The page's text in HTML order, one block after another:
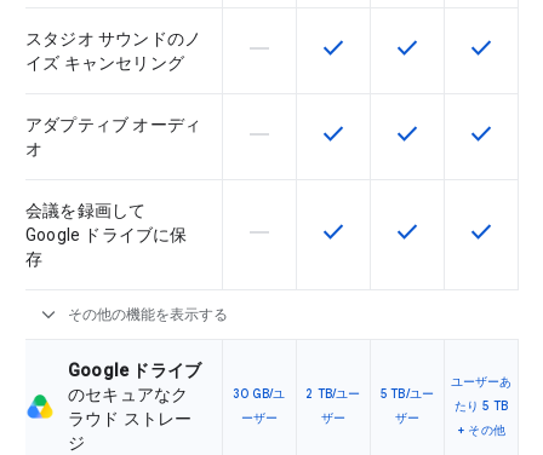
スタジオ サウンドのノ
イズ キャンセリング
この機能は該当の SKU でサポー
horizontal_rule この機能は該当の SKU
check この機能は該当
check この機
check
アダプティブ オーディ
オ
この機能は該当の SKU でサポー
horizontal_rule この機能は該当の SKU
check この機能は該当
check この機
check
会議を録画して
Google ドライブに保
存
この機能は該当の SKU でサポー
horizontal_rule この機能は該当の SKU
check この機能は該当
check この機
check
expand_more その他の機能を表示する
Google ドライブ
のセキュアなク
ラウド ストレー
ジ
30 GB/ユ
ーザー
2 TB/ユー
ザー
5 TB/ユー
ザー
ユーザーあ
たり 5 TB
+ その他